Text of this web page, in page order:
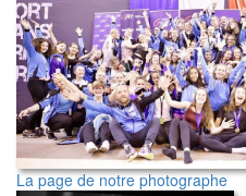
La page de notre photographe